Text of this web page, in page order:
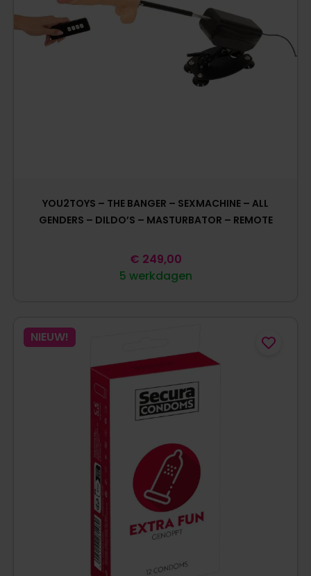
YOU2TOYS – THE BANGER – SEXMACHINE – ALL
GENDERS – DILDO’S – MASTURBATOR – REMOTE
5 werkdagen
€ 249,00
NIEUW!